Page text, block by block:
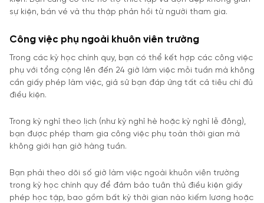
sự kiện, bán vé và thu thập phản hồi từ người tham gia.
Công việc phụ ngoài khuôn viên trường
Trong các kỳ học chính quy, bạn có thể kết hợp các công việc
phụ với tổng cộng lên đến 24 giờ làm việc mỗi tuần mà không
cần giấy phép làm việc, giả sử bạn đáp ứng tất cả tiêu chí đủ
điều kiện.
Trong kỳ nghỉ theo lịch (như kỳ nghỉ hè hoặc kỳ nghỉ lễ đông),
bạn được phép tham gia công việc phụ toàn thời gian mà
không giới hạn giờ hàng tuần.
Bạn phải theo dõi số giờ làm việc ngoài khuôn viên trường
trong kỳ học chính quy để đảm bảo tuân thủ điều kiện giấy
phép học tập, bao gồm bất kỳ thời gian nào kiếm lương hoặc